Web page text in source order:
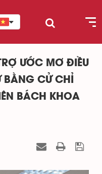
ƯỚC MƠ ĐIỀU
BẰNG CỬ CHỈ
BÁCH KHOA